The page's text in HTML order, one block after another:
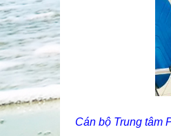
Cán bộ Trung tâm